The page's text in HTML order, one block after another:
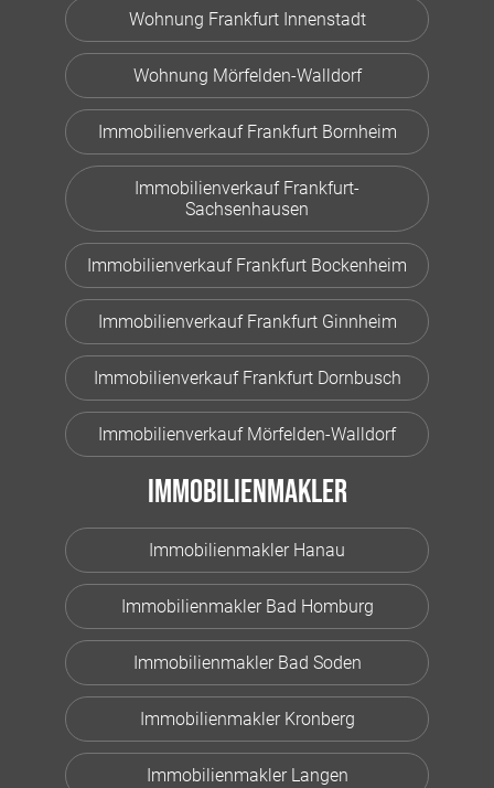
Wohnung Frankfurt Innenstadt
Wohnung Mörfelden-Walldorf
Immobilienverkauf Frankfurt Bornheim
Immobilienverkauf Frankfurt-
Sachsenhausen
Immobilienverkauf Frankfurt Bockenheim
Immobilienverkauf Frankfurt Ginnheim
Immobilienverkauf Frankfurt Dornbusch
Immobilienverkauf Mörfelden-Walldorf
Immobilienmakler
Immobilienmakler Hanau
Immobilienmakler Bad Homburg
Immobilienmakler Bad Soden
Immobilienmakler Kronberg
Immobilienmakler Langen